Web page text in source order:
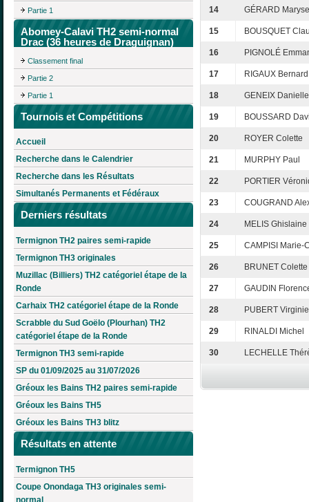
Partie 1
Abomey-Calavi TH2 semi-normal
Drac (36 heures de Draguignan)
Classement final
Partie 2
Partie 1
Tournois et Compétitions
Accueil
Recherche dans le Calendrier
Recherche dans les Résultats
Simultanés Permanents et Fédéraux
Derniers résultats
Termignon TH2 paires semi-rapide
Termignon TH3 originales
Muzillac (Billiers) TH2 catégoriel étape de la
Ronde
Carhaix TH2 catégoriel étape de la Ronde
Scrabble du Sud Goëlo (Plourhan) TH2
catégoriel étape de la Ronde
Termignon TH3 semi-rapide
SP du 01/09/2025 au 31/07/2026
Gréoux les Bains TH2 paires semi-rapide
Gréoux les Bains TH5
Gréoux les Bains TH3 blitz
Résultats en attente
Termignon TH5
Coupe Onondaga TH3 originales semi-
normal
14 GÉRARD Maryse
15 BOUSQUET
16 PIGNOLÉ
17 RIGAUX Bernard
18 GENEIX Danielle
19 BOUSSARD
20 ROYER Colette
21 MURPHY Paul
22 PORTIER
23 COUGRAND
24 MELIS Ghislaine
25 CAMPISI Marie-
26 BRUNET Colette
27 GAUDIN
28 PUBERT Virginie
29 RINALDI Michel
30 LECHELLE